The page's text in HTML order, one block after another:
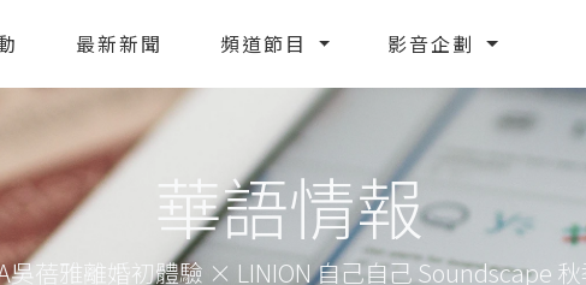
最新新聞 頻道節目 影音企劃
華語情報
蓓雅離婚初體驗 × LINION 自己自己 Soundscape 秋